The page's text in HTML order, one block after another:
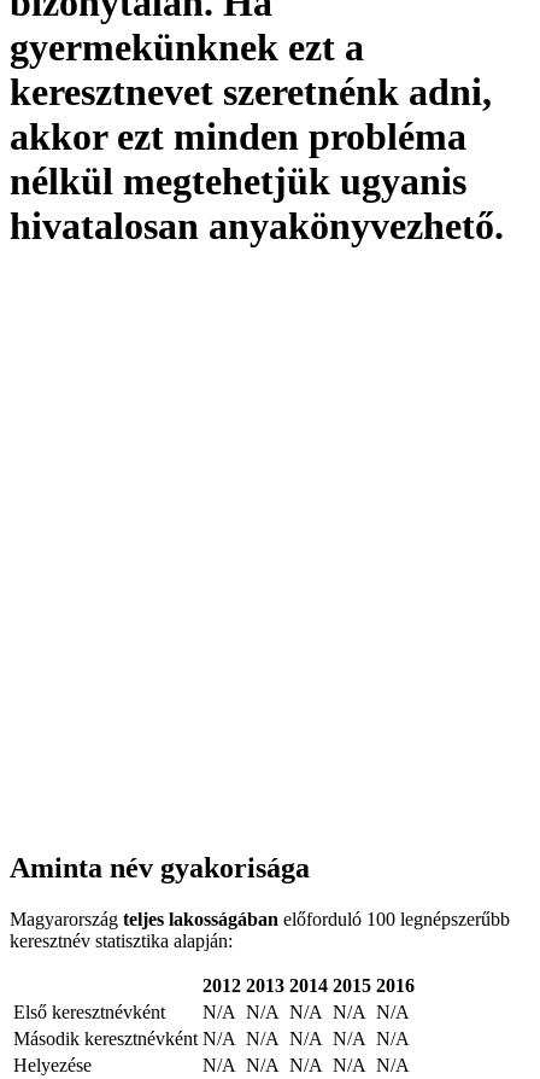
gyermekünknek ezt a
keresztnevet szeretnénk adni,
akkor ezt minden probléma
nélkül megtehetjük ugyanis
hivatalosan anyakönyvezhető.
Aminta név gyakorisága
Magyarország teljes lakosságában előforduló 100 legnépszerűbb
keresztnév statisztika alapján:
2012 2013 2014 2015 2016
Első keresztnévként
N/A N/A N/A N/A N/A
Második keresztnévként N/A N/A N/A N/A N/A
Helyezése
N/A N/A N/A N/A N/A